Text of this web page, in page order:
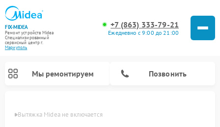
FIX-MIDEA
Ремонт устройств Midea
Специализированный
cервисный центр г.
Мариуполь
+7 (863) 333-79-21
Ежедневно с 9:00 до 21:00
Мы ремонтируем Позвонить
Вытяжка Midea не включается